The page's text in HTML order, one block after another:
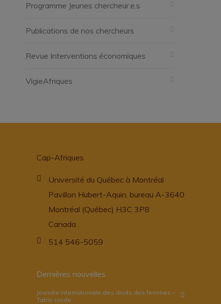
Programme Jeunes chercheur.e.s
Publications de nos chercheurs
Revue Interventions économiques
VigieAfriques
Cap-Afriques
Université du Québec à Montréal
Pavillon Hubert-Aquin, bureau A-3640
Montréal (Québec) H3C 3P8
Canada
514 546-5059
Dernières nouvelles
Journée internationale des droits des femmes –
Table ronde